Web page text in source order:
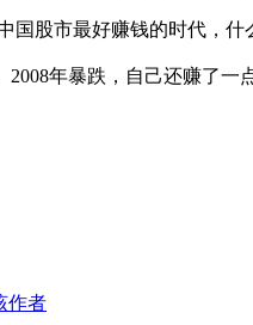
国股市最好赚钱的时代，什
年暴跌，自己还赚了一
作者